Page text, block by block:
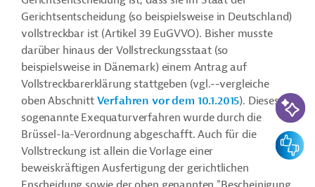
Gerichtsentscheidung (so beispielsweise in Deutschland)
vollstreckbar ist (Artikel 39 EuGVVO). Bisher musste
darüber hinaus der Vollstreckungsstaat (so
beispielsweise in Dänemark) einem Antrag auf
Vollstreckbarerklärung stattgeben (vgl.--vergleiche
oben Abschnitt Verfahren vor dem 10.1.2015). Dieses
sogenannte Exequaturverfahren wurde durch die
Brüssel-Ia-Verordnung abgeschafft. Auch für die
Vollstreckung ist allein die Vorlage einer
beweiskräftigen Ausfertigung der gerichtlichen
KI-